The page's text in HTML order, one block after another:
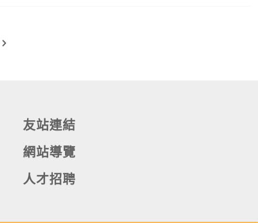
友站連結
網站導覽
人才招聘